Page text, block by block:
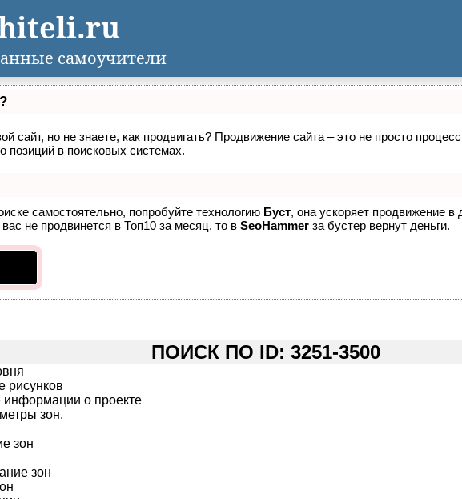
сайт, но не знаете, как продвигать? Продвижение сайта – это не просто
позиций в поисковых системах.
самостоятельно, попробуйте технологию Буст, она ускоряет продвижение
не продвинется в Топ10 за месяц, то в SeoHammer за бустер вернут деньги.
ПОИСК ПО ID: 3251-3500
рисунков
информации о проекте
зон.
зон
зон
самоучители